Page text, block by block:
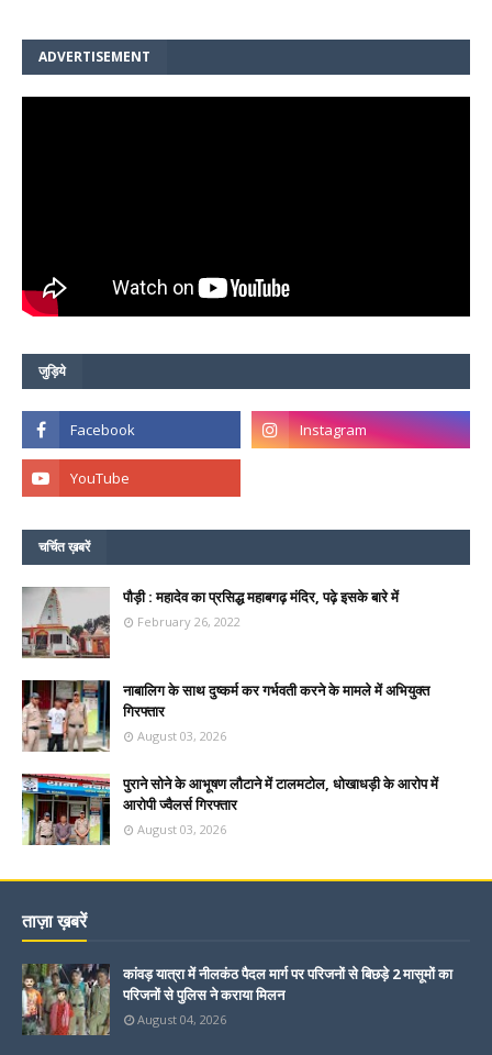
ADVERTISEMENT
जुड़िये
चर्चित ख़बरें
पौड़ी : महादेव का प्रसिद्ध महाबगढ़ मंदिर, पढ़े इसके बारे में
February 26, 2022
नाबालिग के साथ दुष्कर्म कर गर्भवती करने के मामले में अभियुक्त
गिरफ्तार
August 03, 2026
पुराने सोने के आभूषण लौटाने में टालमटोल, धोखाधड़ी के आरोप में
आरोपी ज्वैलर्स गिरफ्तार
August 03, 2026
ताज़ा ख़बरें
कांवड़ यात्रा में नीलकंठ पैदल मार्ग पर परिजनों से बिछड़े 2 मासूमों का
परिजनों से पुलिस ने कराया मिलन
August 04, 2026